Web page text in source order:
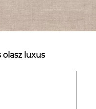
luxus